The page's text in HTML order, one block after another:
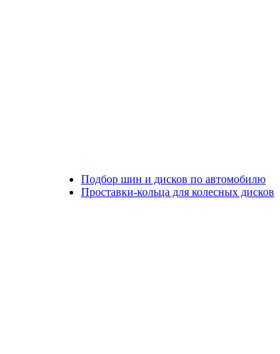
Подбор шин и дисков по автомобилю
Проставки-кольца для колесных дисков